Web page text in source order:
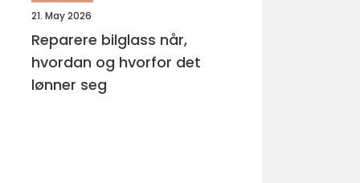
21. May 2026
Reparere bilglass når,
hvordan og hvorfor det
lønner seg